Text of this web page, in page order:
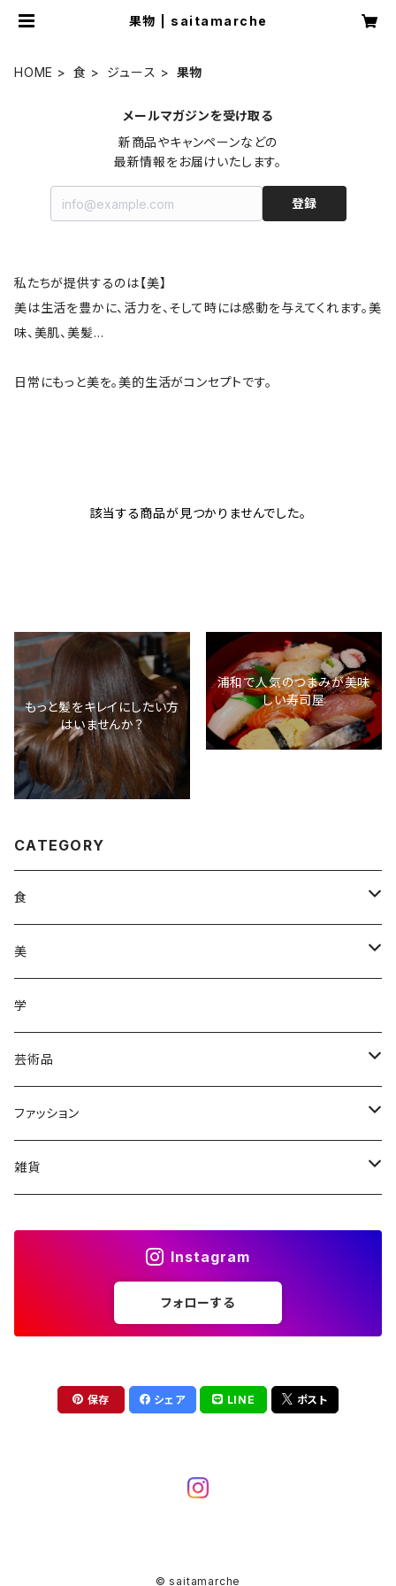
果物 | saitamarche
HOME 食 ジュース 果物
メールマガジンを受け取る
新商品やキャンペーンなどの
最新情報をお届けいたします。
登録
私たちが提供するのは【美】
美は生活を豊かに、活力を、そして時には感動を与えてくれます。美
味、美肌、美髪…
日常にもっと美を。美的生活がコンセプトです。
該当する商品が見つかりませんでした。
もっと髪をキレイにしたい方
はいませんか？
浦和で人気のつまみが美味
しい寿司屋
CATEGORY
食
調味料
加工品
ジュース
ジュース
野菜
野菜
美
ヘアケア
化粧品
学
芸術品
皿
木
ファッション
Tシャツ
雑貨
Instagram
フォローする
保存 シェア LINE ポスト
© saitamarche